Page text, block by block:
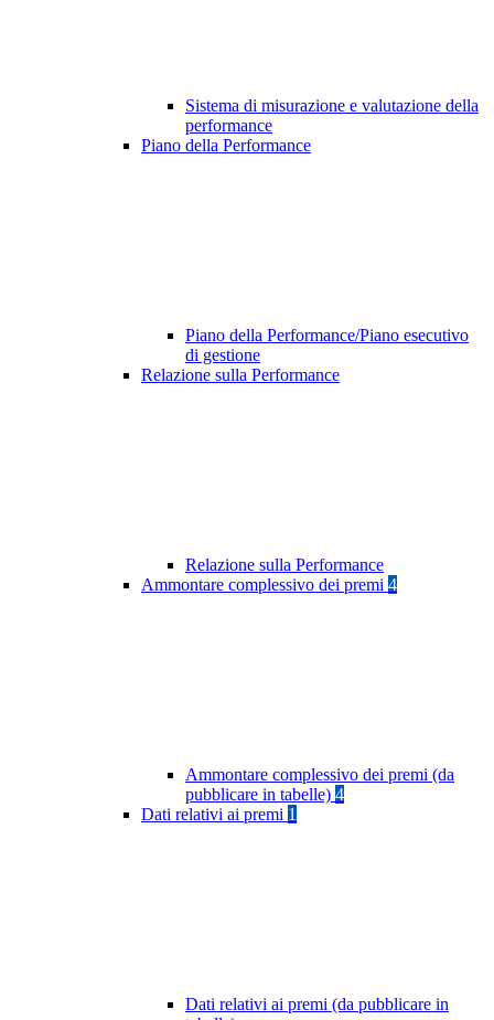
Sistema di misurazione e valutazione della
performance
Piano della Performance
Piano della Performance/Piano esecutivo
di gestione
Relazione sulla Performance
Relazione sulla Performance
Ammontare complessivo dei premi 4
Ammontare complessivo dei premi (da
pubblicare in tabelle) 4
Dati relativi ai premi 1
Dati relativi ai premi (da pubblicare in